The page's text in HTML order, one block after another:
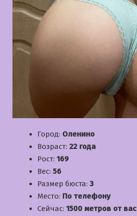
Город: Оленино
Возраст: 22 года
Рост: 169
Вес: 56
Размер бюста: 3
Место: По телефону
Сейчас: 1500 метров от вас